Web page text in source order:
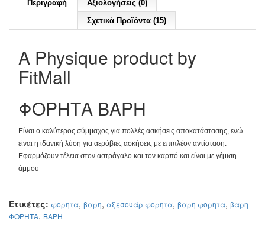
Περιγραφή
Αξιολογήσεις (0)
Σχετικά Προϊόντα (15)
Α Physique product by
FitMall
ΦΟΡΗΤΑ ΒΑΡΗ
Είναι ο καλύτερος σύμμαχος για πολλές ασκήσεις αποκατάστασης, ενώ
είναι η ιδανική λύση για αερόβιες ασκήσεις με επιπλέον αντίσταση.
Εφαρμόζουν τέλεια στον αστράγαλο και τον καρπό και είναι με γέμιση
άμμου
Ετικέτες: φορητα, βαρη, αξεσουάρ φορητα, βαρη φορητα, βαρη
ΦΟΡΗΤΑ, ΒΑΡΗ